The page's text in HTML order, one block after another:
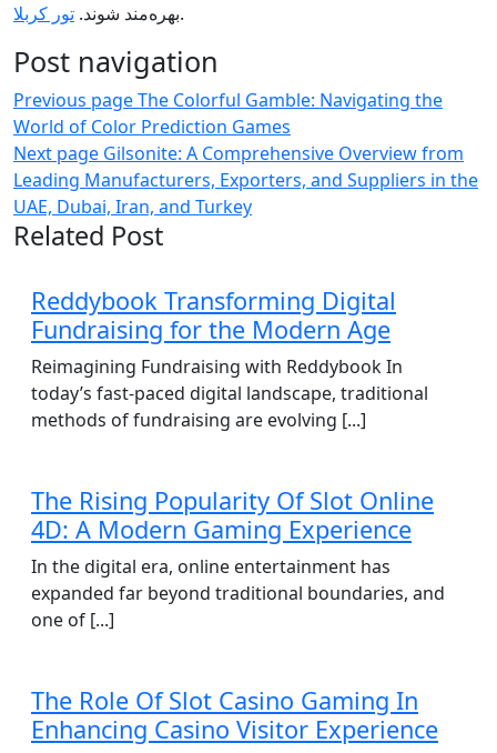
بهره‌مند شوند. تور کربلا .
Post navigation
Previous pageThe Colorful Gamble: Navigating the
World of Color Prediction Games
Next page Gilsonite: A Comprehensive Overview from
Leading Manufacturers, Exporters, and Suppliers in the
UAE, Dubai, Iran, and Turkey
Related Post
Reddybook Transforming Digital
Fundraising for the Modern Age
Reimagining Fundraising with Reddybook In
today’s fast-paced digital landscape, traditional
methods of fundraising are evolving [...]
The Rising Popularity Of Slot Online
4D: A Modern Gaming Experience
In the digital era, online entertainment has
expanded far beyond traditional boundaries, and
one of [...]
The Role Of Slot Casino Gaming In
Enhancing Casino Visitor Experience